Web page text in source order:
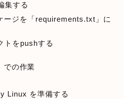
集する
ージを「requirements.txt」に
トをpushする
での作業
Linux を準備する